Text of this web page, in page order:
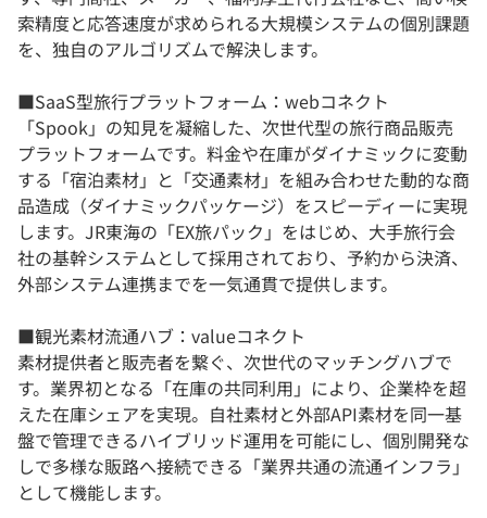
索精度と応答速度が求められる大規模システムの個別課題
を、独自のアルゴリズムで解決します。
■SaaS型旅行プラットフォーム：webコネクト
「Spook」の知見を凝縮した、次世代型の旅行商品販売
プラットフォームです。料金や在庫がダイナミックに変動
する「宿泊素材」と「交通素材」を組み合わせた動的な商
品造成（ダイナミックパッケージ）をスピーディーに実現
します。JR東海の「EX旅パック」をはじめ、大手旅行会
社の基幹システムとして採用されており、予約から決済、
外部システム連携までを一気通貫で提供します。
■観光素材流通ハブ：valueコネクト
素材提供者と販売者を繋ぐ、次世代のマッチングハブで
す。業界初となる「在庫の共同利用」により、企業枠を超
えた在庫シェアを実現。自社素材と外部API素材を同一基
盤で管理できるハイブリッド運用を可能にし、個別開発な
しで多様な販路へ接続できる「業界共通の流通インフラ」
として機能します。